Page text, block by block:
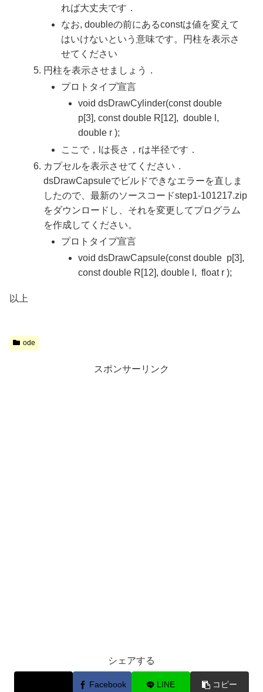
れば大丈夫です．
なお, doubleの前にあるconstは値を変えて
はいけないという意味です。円柱を表示さ
せてください
円柱を表示させましょう．
プロトタイプ宣言
void dsDrawCylinder(const double
p[3], const double R[12], double l,
double r );
ここで，lは長さ，rは半径です．
カプセルを表示させてください．
dsDrawCapsuleでビルドできなエラーを直しま
したので、最新のソースコードstep1-101217.zip
をダウンロードし、それを変更してプログラム
を作成してください。
プロトタイプ宣言
void dsDrawCapsule(const double p[3],
const double R[12], double l, float r );
以上
ode
スポンサーリンク
シェアする
Facebook LINE コピー